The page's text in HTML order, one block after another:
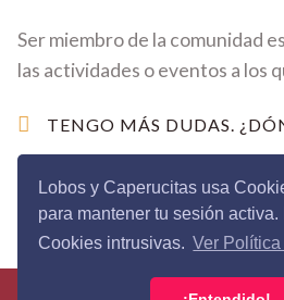
Lobos y Caperucitas usa
para mantener tu sesión
Cookies intrusivas. Ver
Ser miembro de la comunidad es
las actividades o eventos a los
TENGO MÁS DUDAS.
A grandes preguntas grandes
cada respuesta.